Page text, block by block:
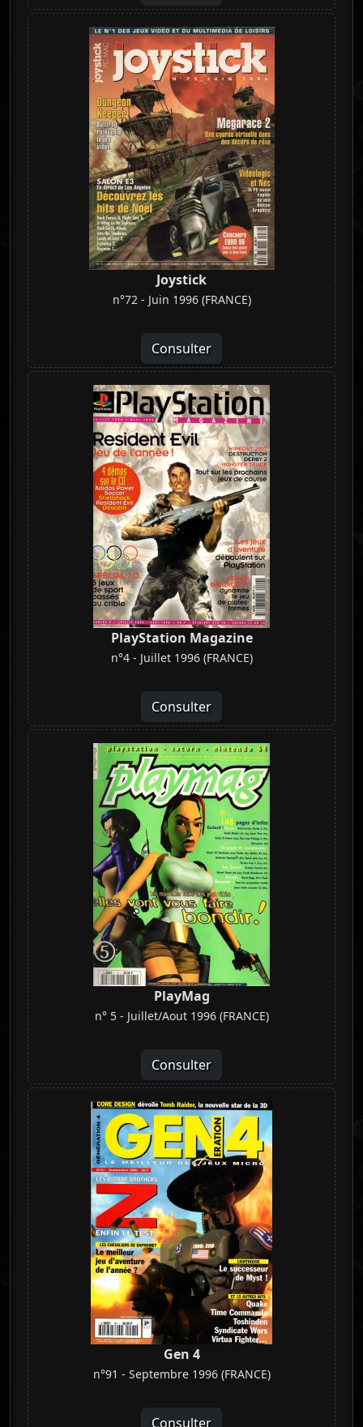
Joystick
n°72 - Juin 1996 (FRANCE)
Consulter
PlayStation Magazine
n°4 - Juillet 1996 (FRANCE)
Consulter
PlayMag
n° 5 - Juillet/Aout 1996 (FRANCE)
Consulter
Gen 4
n°91 - Septembre 1996 (FRANCE)
Consulter